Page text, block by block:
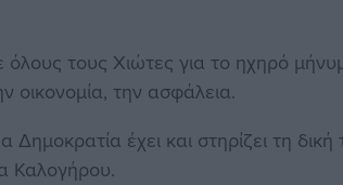
τους Χιώτες για το ηχηρό
οικονομία, την ασφάλεια.
έχει και στηρίζει τη δική
Καλογήρου.